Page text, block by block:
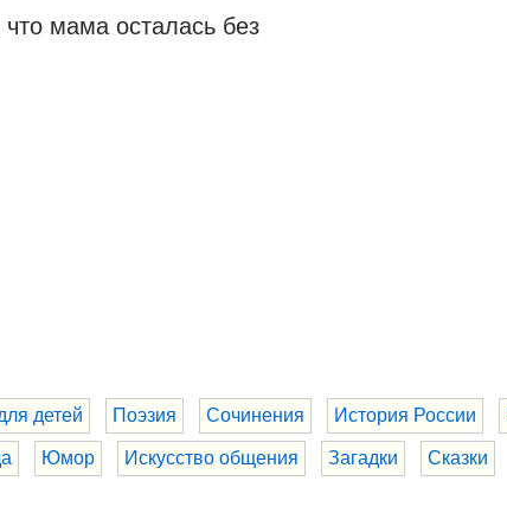
мама осталась без
детей Поэзия Сочинения История России
Юмор Искусство общения Загадки Сказки